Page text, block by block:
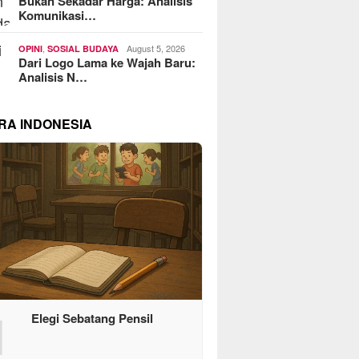
Komunikasi…
OPINI ,SOSIAL BUDAYA August 5, 2026
Dari Logo Lama ke Wajah Baru:
Analisis N…
INDONESIA
Elegi Sebatang Pensil